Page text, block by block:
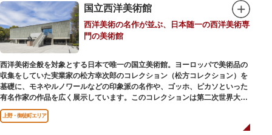
なので、お土産購入にも便利です。国立西洋美術館
西洋美術の名作が並ぶ、日本随一の西洋美術専
門の美術館
西洋美術全般を対象とする日本で唯一の国立美術館。ヨーロッパで美術品の
収集をしていた実業家の松方幸次郎のコレクション（松方コレクション）を
基礎に、モネやルノワールなどの印象派の名作や、ゴッホ、ピカソといった
有名作家の作品を広く展示しています。このコレクションは第二次世界大戦
中にフランス政府に接収され、戦後に専用の美術館を創設することを条件に
日本へ寄贈返還されました。
上野・御徒町エリア